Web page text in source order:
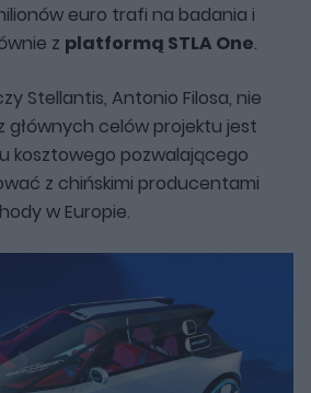
euro trafi na badania i
z platformą STLA One.
Stellantis, Antonio Filosa, nie
głównych celów projektu jest
kosztowego pozwalającego
z chińskimi producentami
w Europie.